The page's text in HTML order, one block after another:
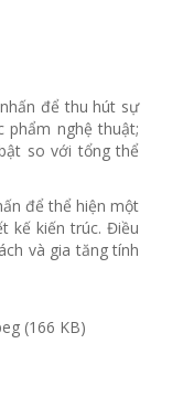
để thu hút sự
phẩm nghệ thuật;
so với tổng thể
để thể hiện một
kế kiến ​​trúc. Điều
và gia tăng tính